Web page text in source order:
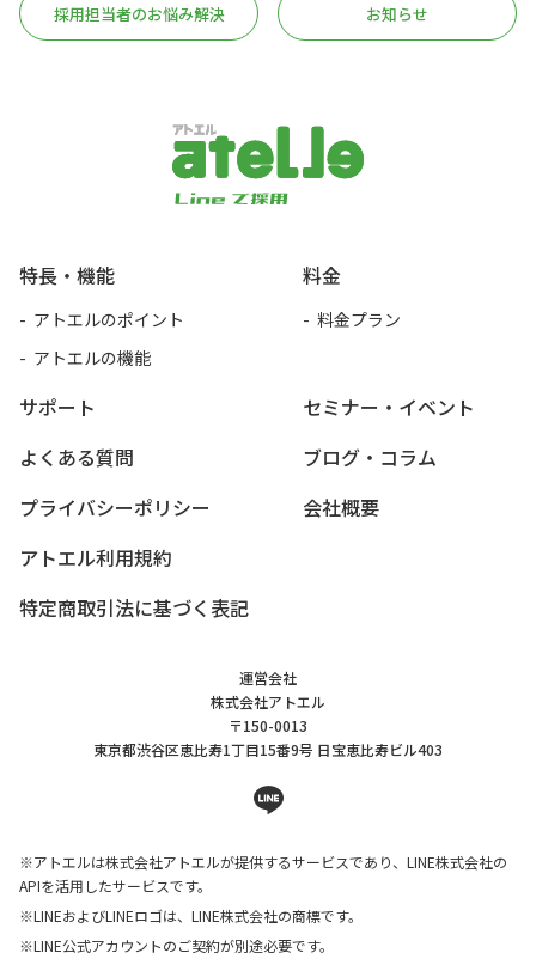
採用担当者のお悩み解決 お知らせ
運営会社
株式会社アトエル
〒150-0013
東京都渋谷区恵比寿1丁目15番9号 日宝恵比寿ビル403
line
特長・機能
アトエルのポイント
アトエルの機能
料金
料金プラン
サポート
会社概要
セミナー・イベント
よくある質問
ブログ・コラム
プライバシーポリシー
アトエル利用規約
特定商取引法に基づく表記
※アトエルは株式会社アトエルが提供するサービスであり、LINE株式会社の
APIを活用したサービスです。
※LINEおよびLINEロゴは、LINE株式会社の商標です。
※LINE公式アカウントのご契約が別途必要です。